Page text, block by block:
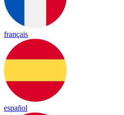
français
español